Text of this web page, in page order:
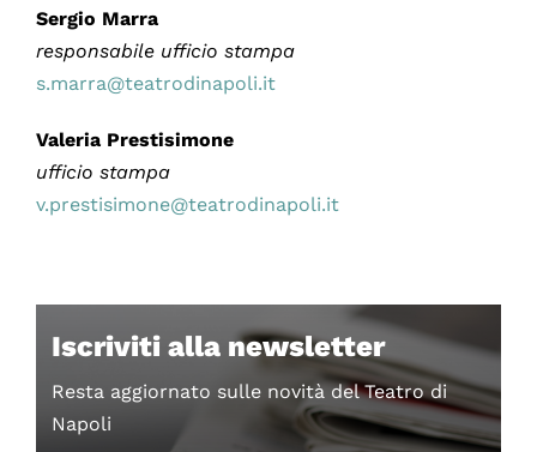
Sergio Marra
responsabile ufficio stampa
s.marra@teatrodinapoli.it
Valeria Prestisimone
ufficio stampa
v.prestisimone@teatrodinapoli.it
Iscriviti alla newsletter
Resta aggiornato sulle novità del Teatro di
Napoli